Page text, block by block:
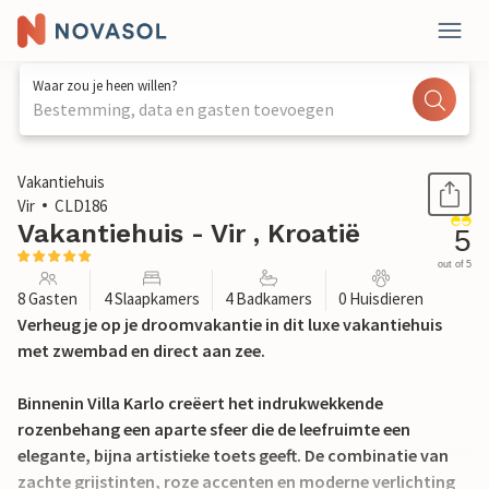
Waar zou je heen willen?
Bestemming, data en gasten toevoegen
1 / 37
Vakantiehuis
Vir
CLD186
Vakantiehuis - Vir , Kroatië 5
out of 5
8 Gasten 4 Slaapkamers 4 Badkamers 0 Huisdieren
Verheug je op je droomvakantie in dit luxe vakantiehuis
met zwembad en direct aan zee.
Binnenin Villa Karlo creëert het indrukwekkende
rozenbehang een aparte sfeer die de leefruimte een
elegante, bijna artistieke toets geeft. De combinatie van
zachte grijstinten, roze accenten en moderne verlichting